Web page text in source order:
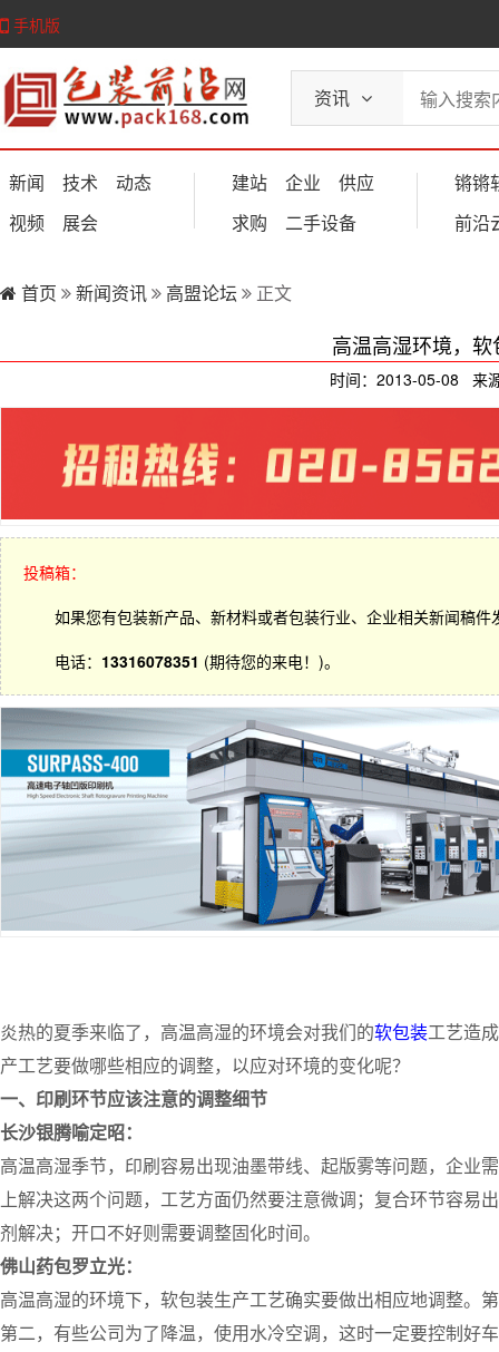
手机版
资讯
新闻 技术
动态
视频
展会
建站 企业
供应
求购
二手设备
锵锵
前沿
首页 新闻资讯 高盟论坛 正文
高温高湿环境，
时间：2013-05-08 来
投稿箱：
如果您有包装新产品、新材料或者包装行业、企业相关新闻稿
电话： 13316078351 (期待您的来电！)。
炎热的夏季来临了，高温高湿的环境会对我们的软包装工艺造
产工艺要做哪些相应的调整，以应对环境的变化呢？
一、印刷环节应该注意的调整细节
长沙银腾喻定昭：
高温高湿季节，印刷容易出现油墨带线、起版雾等问题，企业
上解决这两个问题，工艺方面仍然要注意微调；复合环节容易
剂解决；开口不好则需要调整固化时间。
佛山药包罗立光：
高温高湿的环境下，软包装生产工艺确实要做出相应地调整。
第二，有些公司为了降温，使用水冷空调，这时一定要控制好